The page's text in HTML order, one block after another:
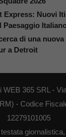
Express: Nuovi
Paesaggio
di una
a Detroit
WEB 365 SRL -
- Codice
12279101005